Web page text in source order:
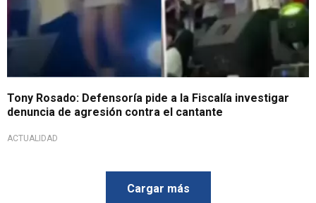
Tony Rosado: Defensoría pide a la Fiscalía investigar
denuncia de agresión contra el cantante
ACTUALIDAD
Cargar más